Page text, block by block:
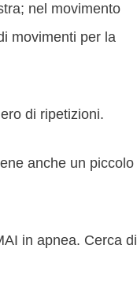
nel movimento
movimenti per la
di ripetizioni.
anche un piccolo
in apnea. Cerca di